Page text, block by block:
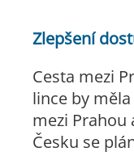
Zlepšení
Cesta mezi
lince by
mezi Prahou
Česku se